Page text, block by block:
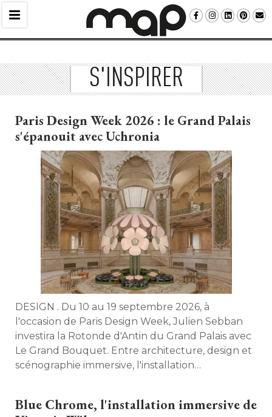
S'INSPIRER
Paris Design Week 2026 : le Grand Palais
s'épanouit avec Uchronia
DESIGN . Du 10 au 19 septembre 2026, à
l'occasion de Paris Design Week, Julien Sebban
investira la Rotonde d'Antin du Grand Palais avec
Le Grand Bouquet. Entre architecture, design et
scénographie immersive, l'installation
Blue Chrome, l'installation immersive de